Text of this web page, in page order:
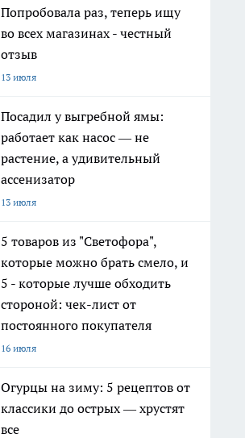
Попробовала раз, теперь ищу
во всех магазинах - честный
отзыв
13 июля
Посадил у выгребной ямы:
работает как насос — не
растение, а удивительный
ассенизатор
13 июля
5 товаров из "Светофора",
которые можно брать смело, и
5 - которые лучше обходить
стороной: чек-лист от
постоянного покупателя
16 июля
Огурцы на зиму: 5 рецептов от
классики до острых — хрустят
все